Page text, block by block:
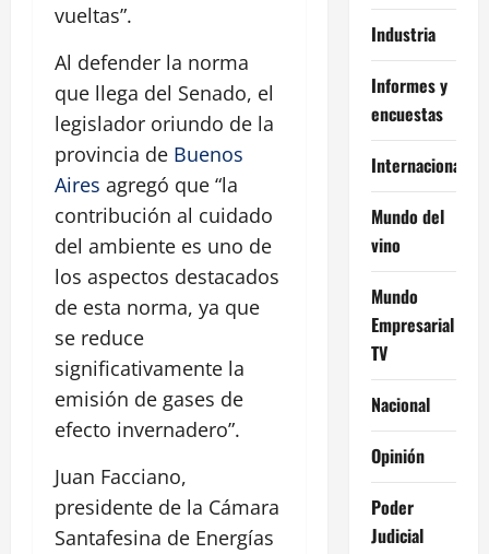
vueltas”.
Al defender la norma
que llega del Senado, el
legislador oriundo de la
provincia de Buenos
Aires agregó que “la
contribución al cuidado
del ambiente es uno de
los aspectos destacados
de esta norma, ya que
se reduce
significativamente la
emisión de gases de
efecto invernadero”.
Juan Facciano,
presidente de la Cámara
Santafesina de Energías
Industria
Informes y
encuestas
Internacional
Mundo del
vino
Mundo
Empresarial
TV
Nacional
Opinión
Poder
Judicial